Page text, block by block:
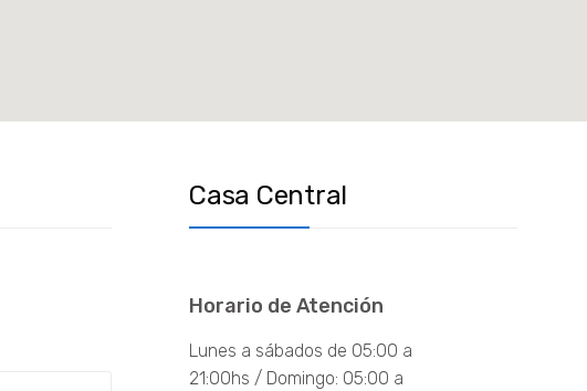
Casa Central
Horario de Atención
Lunes a sábados de 05:00 a
21:00hs / Domingo: 05:00 a